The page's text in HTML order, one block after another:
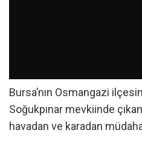
Bursa’nın Osmangazi
Soğukpınar mevkiinde
havadan ve karadan